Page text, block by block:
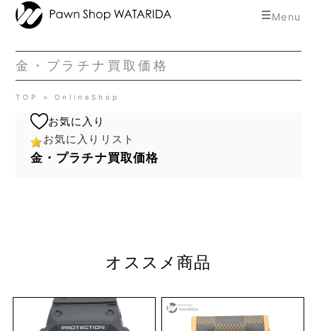
toggle
Menu
金・プラチナ買取価格
TOP OnlineShop
お気に入り
お気に入りリスト
金・プラチナ買取価格
オススメ商品